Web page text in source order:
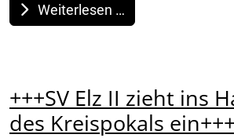
Weiterlesen …
+++SV Elz II zieht ins
des Kreispokals ein+++